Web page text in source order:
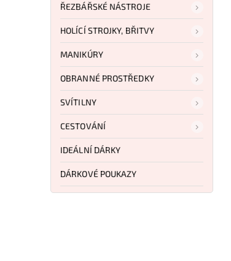
ŘEZBÁŘSKÉ NÁSTROJE
HOLÍCÍ STROJKY, BŘITVY
MANIKÚRY
OBRANNÉ PROSTŘEDKY
SVÍTILNY
CESTOVÁNÍ
IDEÁLNÍ DÁRKY
DÁRKOVÉ POUKAZY
NOVINKA
Morakniv RISBERG (S) Deep
Forests 14650
Do košíku